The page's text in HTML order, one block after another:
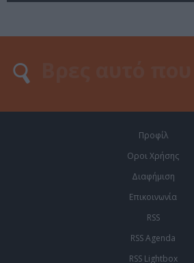
Προφίλ
Οροι Χρήσης
Διαφήμιση
Επικοινωνία
RSS
RSS Agenda
RSS Lightbox